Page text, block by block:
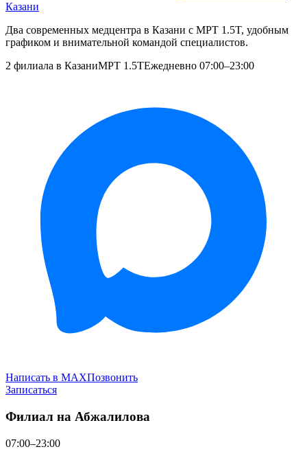
Казани
Два современных медцентра в Казани с МРТ 1.5T, удобным
графиком и внимательной командой специалистов.
2 филиала в КазаниМРТ 1.5TЕжедневно 07:00–23:00
Написать в MAXПозвонить
Записаться
Филиал на Абжалилова
07:00–23:00